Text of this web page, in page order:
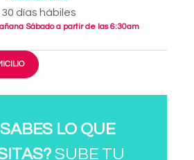
30 días hábiles
Sábado a partir de las 6:30am
LO QUE
SUBE TU